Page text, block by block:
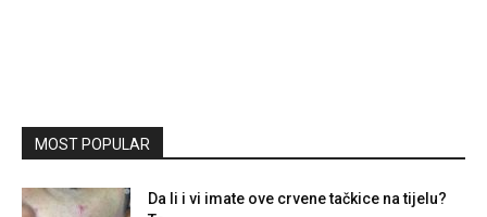
MOST POPULAR
Da li i vi imate ove crvene tačkice na tijelu?